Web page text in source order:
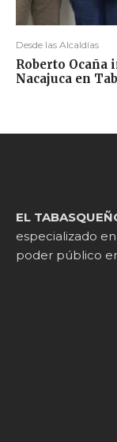
Desde las Alcaldías
Roberto Ocaña
Nacajuca en
EL
especializado
poder público